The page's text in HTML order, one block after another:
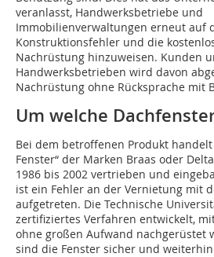
veranlasst, Handwerksbetriebe und
Immobilienverwaltungen erneut auf
Konstruktionsfehler und die
Nachrüstung hinzuweisen. Kunden
Handwerksbetrieben wird davon
Nachrüstung ohne Rücksprache mit
Um welche
Bei dem betroffenen Produkt
Fenster“ der Marken Braas oder
1986 bis 2002 vertrieben und
ist ein Fehler an der Vernietung mit
aufgetreten. Die Technische
zertifiziertes Verfahren entwickelt,
ohne großen Aufwand nachgerüstet
sind die Fenster sicher und